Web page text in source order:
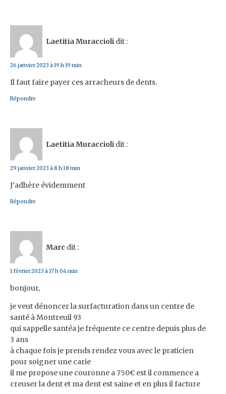
Laetitia Muraccioli dit :
26 janvier 2023 à 19 h 19 min
Il faut faire payer ces arracheurs de dents.
Répondre
Laetitia Muraccioli dit :
29 janvier 2023 à 8 h 18 min
J’adhère évidemment
Répondre
Marc dit :
1 février 2023 à 17 h 04 min
bonjour,
je veut dénoncer la surfacturation dans un centre de
santé à Montreuil 93
qui sappelle santéa je fréquente ce centre depuis plus de
3 ans
à chaque fois je prends rendez vous avec le praticien
pour soigner une carie
il me propose une couronne a 750€ est il commence a
creuser la dent et ma dent est saine et en plus il facture